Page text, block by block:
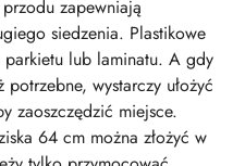
zapewniają
siedzenia. Plastikowe
lub laminatu. A gdy
wystarczy ułożyć
zaoszczędzić miejsce.
64 cm można złożyć w